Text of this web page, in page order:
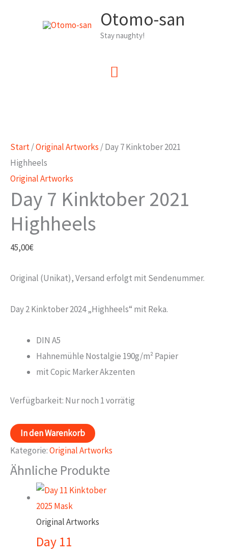
Otomo-san
Stay naughty!
Hauptmenü
Start/Original Artworks / Day 7 Kinktober 2021
Highheels
Original Artworks
Day 7 Kinktober 2021
Highheels
45,00€
Original (Unikat), Versand erfolgt mit Sendenummer.
Day 2 Kinktober 2024 „Highheels“ mit Reka.
DIN A5
Hahnemühle Nostalgie 190g/m² Papier
mit Copic Marker Akzenten
Verfügbarkeit: Nur noch 1 vorrätig
Day
7
Kinktober
2021
Highheels
In den Warenkorb
Kategorie:Original Artworks
Ähnliche Produkte
Original Artworks
Day 11